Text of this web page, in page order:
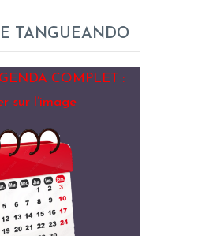
TANGUEANDO
COMPLET :
sur l’image